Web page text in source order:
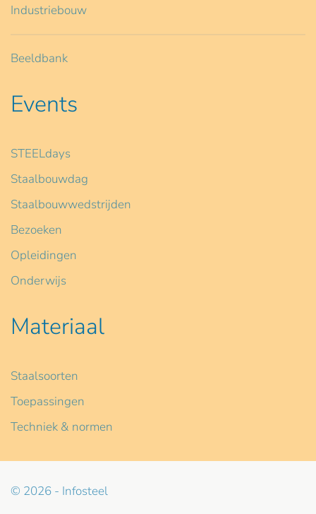
Industriebouw
Beeldbank
Events
STEELdays
Staalbouwdag
Staalbouwwedstrijden
Bezoeken
Opleidingen
Onderwijs
Materiaal
Staalsoorten
Toepassingen
Techniek & normen
© 2026 - Infosteel